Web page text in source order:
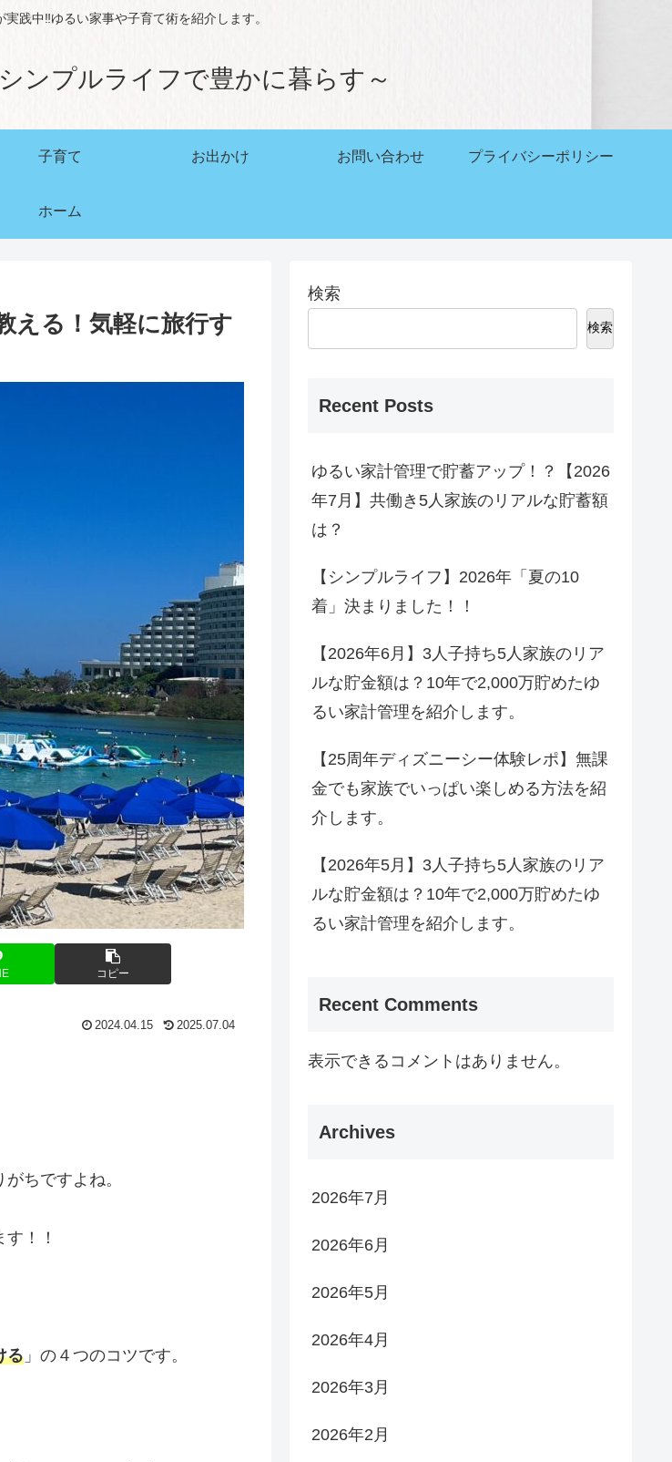
践中‼ゆるい家事や子育て術を紹介します。
ンプルライフで豊かに暮らす～
子育て お出かけ お問い合わせ プライバシーポリシー
ホーム
える！気軽に旅行す
コピー
2024.04.15 2025.07.04
ちですよね。
！！
る 」の４つのコツです。
検索
検索
Recent Posts
ゆるい家計管理で貯蓄アップ！？【2026
年7月】共働き5人家族のリアルな貯蓄額
は？
【シンプルライフ】2026年「夏の10
着」決まりました！！
【2026年6月】3人子持ち5人家族のリア
ルな貯金額は？10年で2,000万貯めたゆ
るい家計管理を紹介します。
【25周年ディズニーシー体験レポ】無課
金でも家族でいっぱい楽しめる方法を紹
介します。
【2026年5月】3人子持ち5人家族のリア
ルな貯金額は？10年で2,000万貯めたゆ
るい家計管理を紹介します。
Recent Comments
表示できるコメントはありません。
Archives
2026年7月
2026年6月
2026年5月
2026年4月
2026年3月
2026年2月